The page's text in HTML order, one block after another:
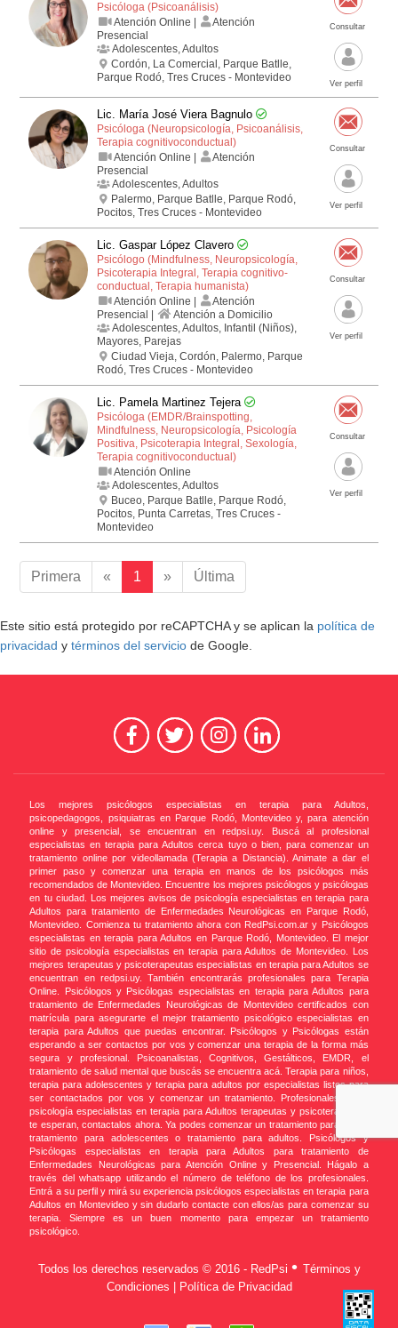
Psicóloga (Psicoanálisis)
Atención Online |
Atención
Presencial
Adolescentes, Adultos
Cordón, La Comercial, Parque Batlle,
Parque Rodó, Tres Cruces - Montevideo
Consultar
Ver perfil
Lic. María José Viera Bagnulo
Psicóloga (Neuropsicología, Psicoanálisis,
Terapia cognitivo­conductual)
Atención Online |
Atención
Presencial
Adolescentes, Adultos
Palermo, Parque Batlle, Parque Rodó,
Pocitos, Tres Cruces - Montevideo
Consultar
Ver perfil
Lic. Gaspar López Clavero
Psicólogo (Mindfulness, Neuropsicología,
Psicoterapia Integral, Terapia cognitivo­
conductual, Terapia humanista)
Atención Online |
Atención
Presencial |
Atención a Domicilio
Adolescentes, Adultos, Infantil (Niños),
Mayores, Parejas
Ciudad Vieja, Cordón, Palermo, Parque
Rodó, Tres Cruces - Montevideo
Consultar
Ver perfil
Lic. Pamela Martinez Tejera
Psicóloga (EMDR/Brainspotting,
Mindfulness, Neuropsicología, Psicología
Positiva, Psicoterapia Integral, Sexología,
Terapia cognitivo­conductual)
Atención Online
Adolescentes, Adultos
Buceo, Parque Batlle, Parque Rodó,
Pocitos, Punta Carretas, Tres Cruces -
Montevideo
Consultar
Ver perfil
Primera « 1 » Última
Este sitio está protegido por reCAPTCHA y se aplican la política de
privacidad y términos del servicio de Google.
Los mejores psicólogos especialistas en terapia para Adultos,
psicopedagogos, psiquiatras en Parque Rodó, Montevideo y, para atención
online y presencial, se encuentran en redpsi.uy. Buscá al profesional
especialistas en terapia para Adultos cerca tuyo o bien, para comenzar un
tratamiento online por videollamada (Terapia a Distancia). Animate a dar el
primer paso y comenzar una terapia en manos de los psicólogos más
recomendados de Montevideo. Encuentre los mejores psicólogos y psicólogas
en tu ciudad. Los mejores avisos de psicología especialistas en terapia para
Adultos para tratamiento de Enfermedades Neurológicas en Parque Rodó,
Montevideo. Comienza tu tratamiento ahora con RedPsi.com.ar y Psicólogos
especialistas en terapia para Adultos en Parque Rodó, Montevideo. El mejor
sitio de psicología especialistas en terapia para Adultos de Montevideo. Los
mejores terapeutas y psicoterapeutas especialistas en terapia para Adultos se
encuentran en redpsi.uy. También encontrarás profesionales para Terapia
Online. Psicólogos y Psicólogas especialistas en terapia para Adultos para
tratamiento de Enfermedades Neurológicas de Montevideo certificados con
matrícula para asegurarte el mejor tratamiento psicológico especialistas en
terapia para Adultos que puedas encontrar. Psicólogos y Psicólogas están
esperando a ser contactos por vos y comenzar una terapia de la forma más
segura y profesional. Psicoanalistas, Cognitivos, Gestálticos, EMDR, el
tratamiento de salud mental que buscás se encuentra acá. Terapia para niños,
terapia para adolescentes y terapia para adultos por especialistas listos para
ser contactados por vos y comenzar un tratamiento. Profesionales de la
psicología especialistas en terapia para Adultos terapeutas y psicoterapeutas
te esperan, contactalos ahora. Ya podes comenzar un tratamiento para niños,
tratamiento para adolescentes o tratamiento para adultos. Psicólogos y
Psicólogas especialistas en terapia para Adultos para tratamiento de
Enfermedades Neurológicas para Atención Online y Presencial. Hágalo a
través del whatsapp utilizando el número de teléfono de los profesionales.
Entrá a su perfil y mirá su experiencia psicólogos especialistas en terapia para
Adultos en Montevideo y sin dudarlo contacte con ellos/as para comenzar su
terapia. Siempre es un buen momento para empezar un tratamiento
psicológico.
Todos los derechos reservados © 2016 - RedPsi • Términos y
Condiciones | Política de Privacidad